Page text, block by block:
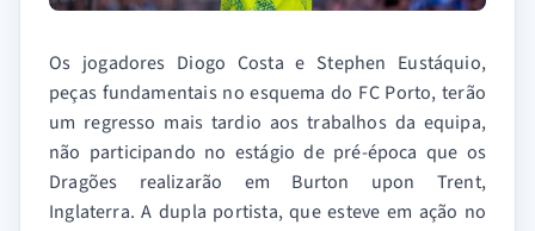
Os jogadores Diogo Costa e Stephen Eustáquio,
peças fundamentais no esquema do FC Porto, terão
um regresso mais tardio aos trabalhos da equipa,
não participando no estágio de pré-época que os
Dragões realizarão em Burton upon Trent,
Inglaterra. A dupla portista, que esteve em ação no